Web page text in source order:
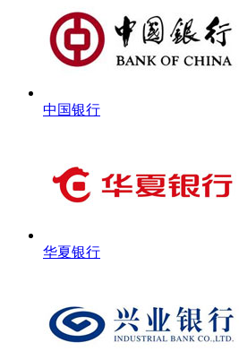
中国银行
华夏银行